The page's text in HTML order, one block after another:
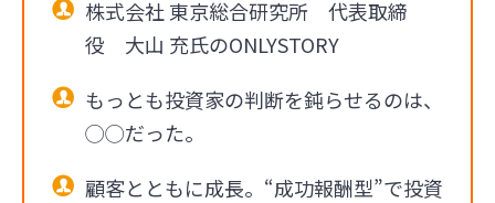
株式会社 東京総合研究所 代表取締
役 大山 充氏のONLYSTORY
もっとも投資家の判断を鈍らせるのは、
◯◯だった。
顧客とともに成長。“成功報酬型”で投資